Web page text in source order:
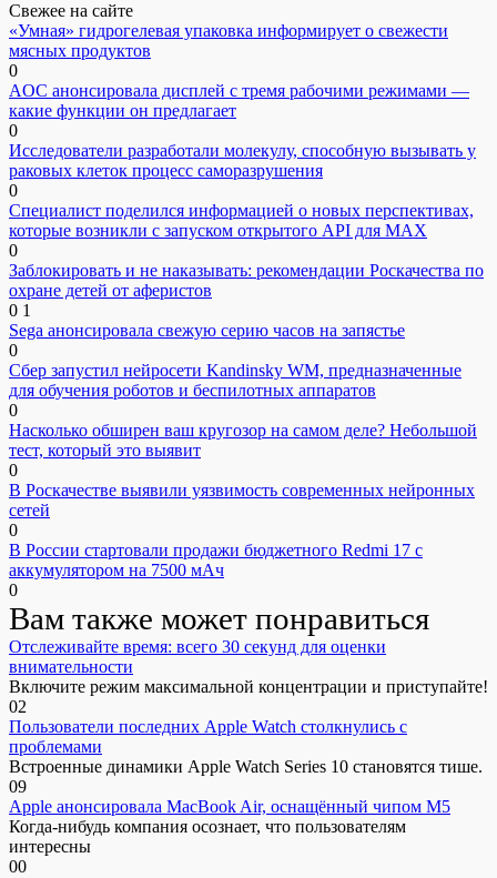
Свежее на сайте
«Умная» гидрогелевая упаковка информирует о свежести
мясных продуктов
0
AOC анонсировала дисплей с тремя рабочими режимами —
какие функции он предлагает
0
Исследователи разработали молекулу, способную вызывать у
раковых клеток процесс саморазрушения
0
Специалист поделился информацией о новых перспективах,
которые возникли с запуском открытого API для МАХ
0
Заблокировать и не наказывать: рекомендации Роскачества по
охране детей от аферистов
0 1
Sega анонсировала свежую серию часов на запястье
0
Сбер запустил нейросети Kandinsky WM, предназначенные
для обучения роботов и беспилотных аппаратов
0
Насколько обширен ваш кругозор на самом деле? Небольшой
тест, который это выявит
0
В Роскачестве выявили уязвимость современных нейронных
сетей
0
В России стартовали продажи бюджетного Redmi 17 с
аккумулятором на 7500 мАч
0
Вам также может понравиться
Отслеживайте время: всего 30 секунд для оценки
внимательности
Включите режим максимальной концентрации и приступайте!
02
Пользователи последних Apple Watch столкнулись с
проблемами
Встроенные динамики Apple Watch Series 10 становятся тише.
09
Apple анонсировала MacBook Air, оснащённый чипом M5
Когда-нибудь компания осознает, что пользователям
интересны
00